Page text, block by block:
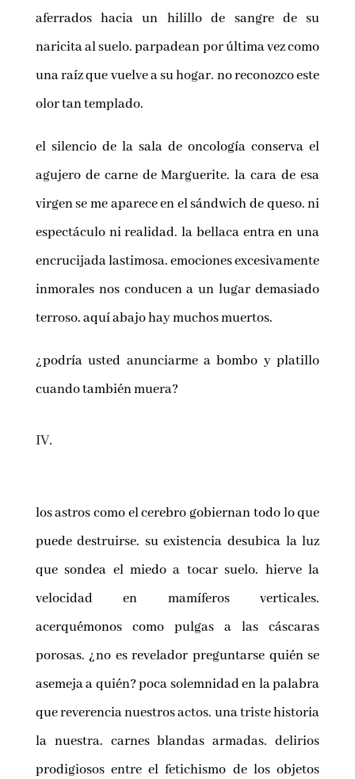
aferrados hacia un hilillo de sangre de su
naricita al suelo. parpadean por última vez como
una raíz que vuelve a su hogar. no reconozco este
olor tan templado.
el silencio de la sala de oncología conserva el
agujero de carne de Marguerite. la cara de esa
virgen se me aparece en el sándwich de queso. ni
espectáculo ni realidad. la bellaca entra en una
encrucijada lastimosa. emociones excesivamente
inmorales nos conducen a un lugar demasiado
terroso. aquí abajo hay muchos muertos.
¿podría usted anunciarme a bombo y platillo
cuando también muera?
IV.
los astros como el cerebro gobiernan todo lo que
puede destruirse. su existencia desubica la luz
que sondea el miedo a tocar suelo. hierve la
velocidad en mamíferos verticales.
acerquémonos como pulgas a las cáscaras
porosas. ¿no es revelador preguntarse quién se
asemeja a quién? poca solemnidad en la palabra
que reverencia nuestros actos. una triste historia
la nuestra. carnes blandas armadas. delirios
prodigiosos entre el fetichismo de los objetos